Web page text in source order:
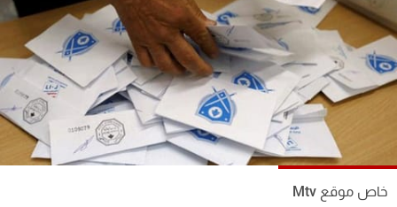
خاص موقع Mtv
إقتصاد فن
منوعات رياضة
كأس العالم
جدول البرامج